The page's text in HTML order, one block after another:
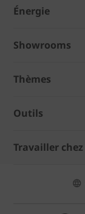
Énergie
Showrooms
Thèmes
Outils
Travailler